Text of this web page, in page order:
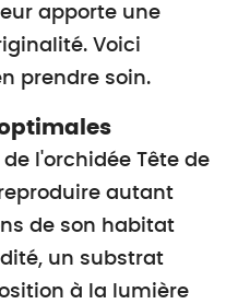
apporte une
Voici
prendre soin.
l'orchidée Tête de
autant
de son habitat
un substrat
à la lumière